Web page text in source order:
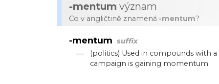
-mentum význam
Co v angličtině znamená -mentum?
-mentum suffix
—
(politics) Used in compounds with
campaign is gaining momentum.